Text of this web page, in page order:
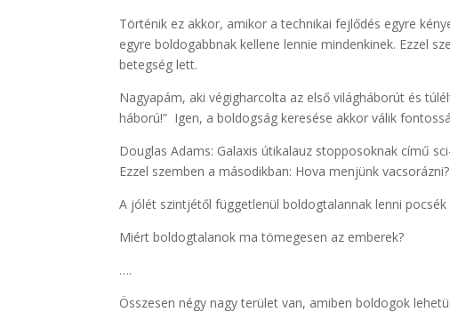
Történik ez akkor, amikor a technikai fejlődés egyre
egyre boldogabbnak kellene lennie mindenkinek. Ezzel
betegség lett.
Nagyapám, aki végigharcolta az első világháborút és
háború!” Igen, a boldogság keresése akkor válik
Douglas Adams: Galaxis útikalauz stopposoknak című
Ezzel szemben a másodikban: Hova menjünk
A jólét szintjétől függetlenül boldogtalannak lenni pocsék
Miért boldogtalanok ma tömegesen az emberek?
….
Összesen négy nagy terület van, amiben boldogok